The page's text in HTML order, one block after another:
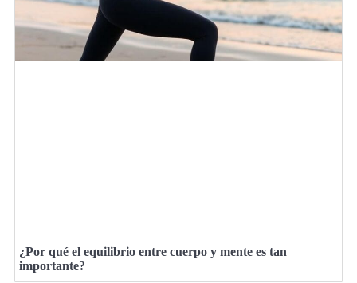
¿Por qué el equilibrio entre cuerpo y mente es tan
importante?